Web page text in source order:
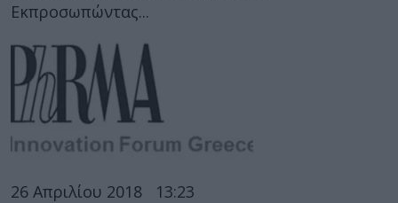
Εκπροσωπώντας...
26 Απριλίου 2018 13:23